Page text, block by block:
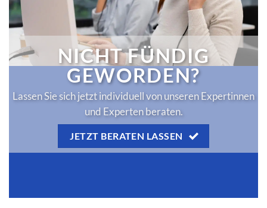
NICHT FÜNDIG
GEWORDEN?
Lassen Sie sich jetzt individuell von unseren Expertinnen
und Experten beraten.
JETZT BERATEN LASSEN